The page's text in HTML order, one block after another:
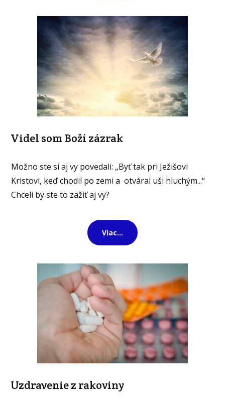
Videl som Boží zázrak
Možno ste si aj vy povedali: „Byť tak pri Ježišovi
Kristovi, keď chodil po zemi a otváral uši hluchým...“
Chceli by ste to zažiť aj vy?
Viac...
Uzdravenie z rakoviny